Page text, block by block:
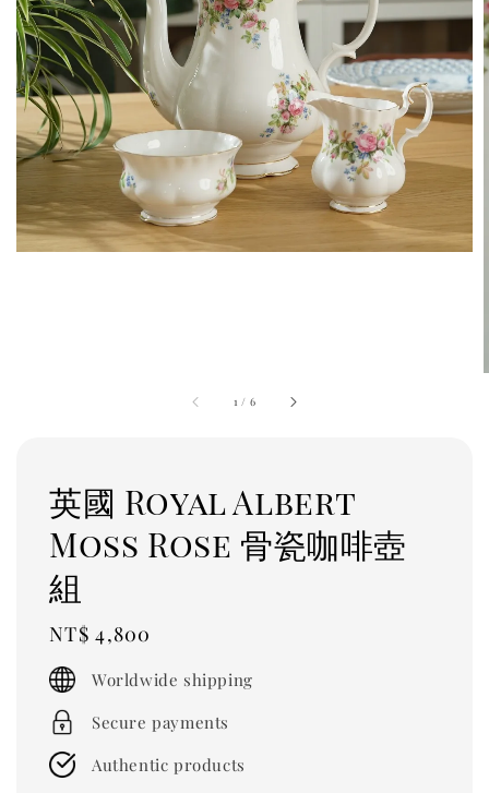
1 / 6
英國 Royal Albert
Moss Rose 骨瓷咖啡壺
組
Regular
price
NT$ 4,800
Worldwide shipping
Secure payments
Authentic products